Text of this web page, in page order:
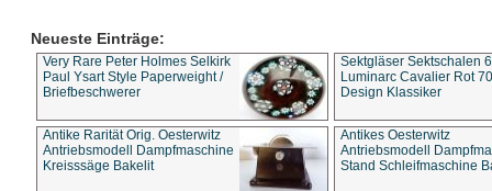
Neueste Einträge:
Very Rare Peter Holmes Selkirk
Paul Ysart Style Paperweight /
Briefbeschwerer
Sektgläser Sektschalen
Luminarc Cavalier Rot
Design Klassiker
Antike Rarität Orig. Oesterwitz
Antriebsmodell Dampfmaschine
Kreisssäge Bakelit
Antikes Oesterwitz
Antriebsmodell
Stand Schleifmaschine